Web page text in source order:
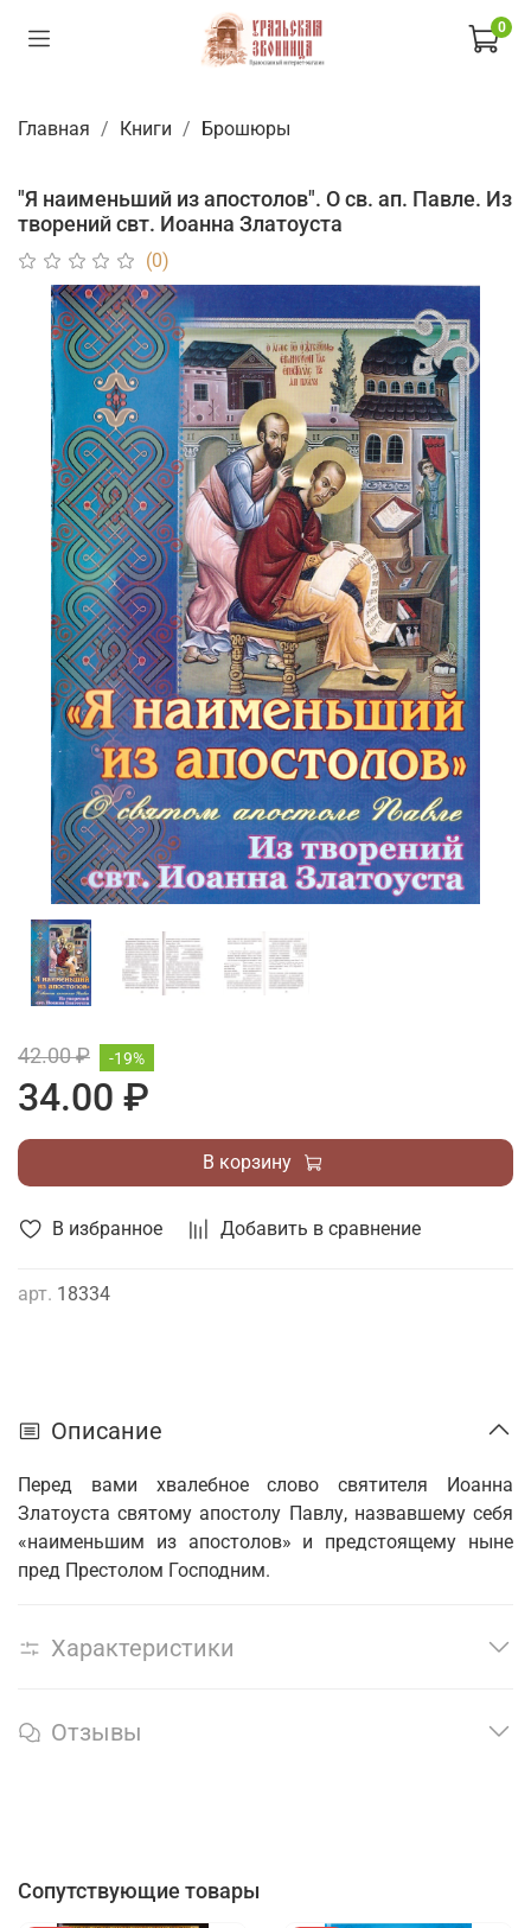
0
Главная Книги Брошюры
"Я наименьший из апостолов". О св. ап. Павле. Из
творений свт. Иоанна Златоуста
(0)
В избранное Добавить в сравнение
арт. 18334
42.00 ₽
34.00 ₽
-19%
В корзину
Описание
Перед вами хвалебное слово святителя Иоанна
Златоуста святому апостолу Павлу, назвавшему себя
«наименьшим из апостолов» и предстоящему ныне
пред Престолом Господним.
Характеристики
Отзывы
Сопутствующие товары